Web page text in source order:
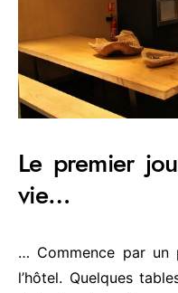
Le premier
vie…
… Commence par un
l’hôtel. Quelques